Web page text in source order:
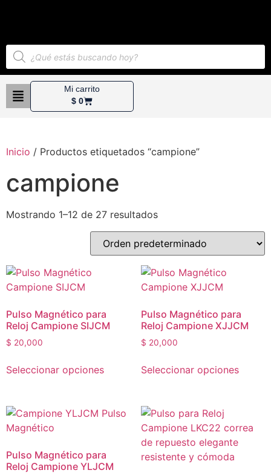
Mi carrito
$ 0
Inicio / Productos etiquetados “campione”
campione
Mostrando 1–12 de 27 resultados
Pulso Magnético para
Reloj Campione SIJCM
$ 20,000
Seleccionar opciones
Pulso Magnético para
Reloj Campione XJJCM
$ 20,000
Seleccionar opciones
Pulso Magnético para
Reloj Campione YLJCM